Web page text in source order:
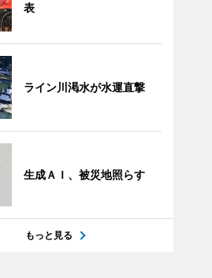
表
ライン川渇水が水運直撃
生成ＡＩ、被災地照らす
もっと見る